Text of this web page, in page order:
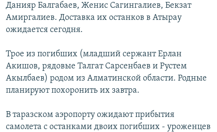
Данияр Балгабаев, Женис Сагингалиев, Бекзат
Амиргалиев. Доставка их останков в Атырау
ожидается сегодня.
Трое из погибших (младший сержант Ерлан
Акишов, рядовые Талгат Сарсенбаев и Рустем
Акылбаев) родом из Алматинской области. Родные
планируют похоронить их завтра.
В таразском аэропорту ожидают прибытия
самолета с останками двоих погибших - уроженцев